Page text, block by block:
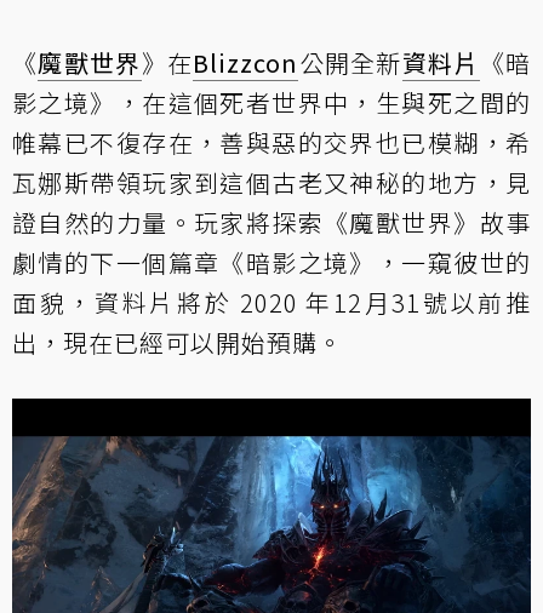
《魔獸世界》在Blizzcon公開全新資料片 《暗
影之境》，在這個死者世界中，生與死之間的
帷幕已不復存在，善與惡的交界也已模糊，希
瓦娜斯帶領玩家到這個古老又神秘的地方，見
證自然的力量。玩家將探索《魔獸世界》故事
劇情的下一個篇章《暗影之境》，一窺彼世的
面貌，資料片將於 2020 年12月31號以前推
出，現在已經可以開始預購。